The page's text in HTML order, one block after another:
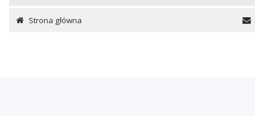
Strona główna